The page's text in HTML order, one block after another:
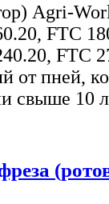
Agri-
FTC
FTC
от пней,
свыше 10